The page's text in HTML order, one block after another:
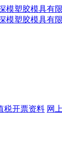
税开票资料 网